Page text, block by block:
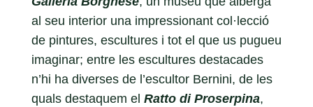
al seu interior una impressionant col·lecció
de pintures, escultures i tot el que us pugueu
imaginar; entre les escultures destacades
n’hi ha diverses de l’escultor Bernini, de les
quals destaquem el Ratto di Proserpina,